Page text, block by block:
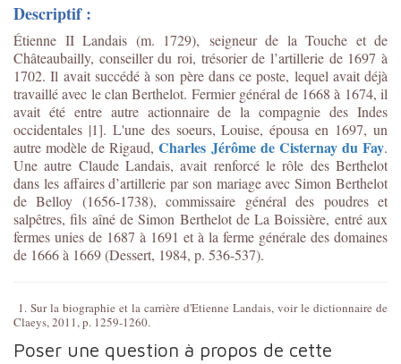
Descriptif :
Étienne II Landais (m. 1729), seigneur de la Touche et de
Châteaubailly, conseiller du roi, trésorier de l’artillerie de 1697 à
1702. Il avait succédé à son père dans ce poste, lequel avait déjà
travaillé avec le clan Berthelot. Fermier général de 1668 à 1674, il
avait été entre autre actionnaire de la compagnie des Indes
occidentales |1]. L'une des soeurs, Louise, épousa en 1697, un
autre modèle de Rigaud,Charles Jérôme de Cisternay du Fay.
Une autre Claude Landais, avait renforcé le rôle des Berthelot
dans les affaires d’artillerie par son mariage avec Simon Berthelot
de Belloy (1656-1738), commissaire général des poudres et
salpêtres, fils aîné de Simon Berthelot de La Boissière, entré aux
fermes unies de 1687 à 1691 et à la ferme générale des domaines
de 1666 à 1669 (Dessert, 1984, p. 536-537).
1. Sur la biographie et la carrière d'Etienne Landais, voir le dictionnaire de
Claeys, 2011, p. 1259-1260.
Poser une question à propos de cette